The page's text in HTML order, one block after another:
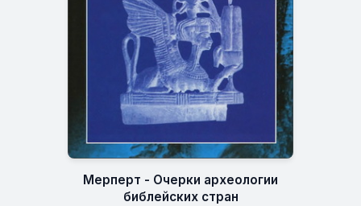
Мерперт - Очерки археологии
библейских стран